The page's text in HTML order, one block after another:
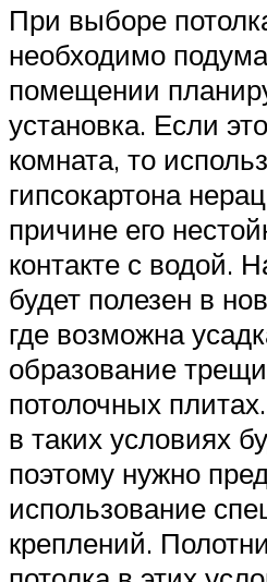
При выборе
необходимо
помещении
установка. Если
комната, то
гипсокартона
причине его
контакте с водой.
будет полезен в
где возможна
образование
потолочных
в таких условиях
поэтому нужно
использование
креплений.